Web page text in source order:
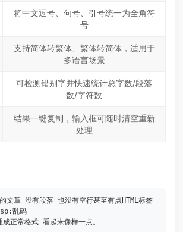
将中文逗号、句号、引号统一为全角符
号
支持简体转繁体、繁体转简体，适用于
多语言场景
可检测错别字并快速统计总字数/段落
数/字符数
结果一键复制，输入框可随时清空重新
处理
文章 没有段落 也没有空行甚至有点HTML标签
乱码
整理成正常格式 看起来像样一点。